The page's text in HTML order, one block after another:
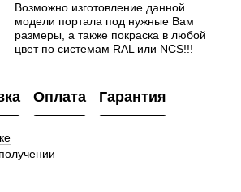
Возможно изготовление данной
модели портала под нужные Вам
размеры, а также покраска в любой
цвет по системам RAL или NCS!!!
Оплата Гарантия